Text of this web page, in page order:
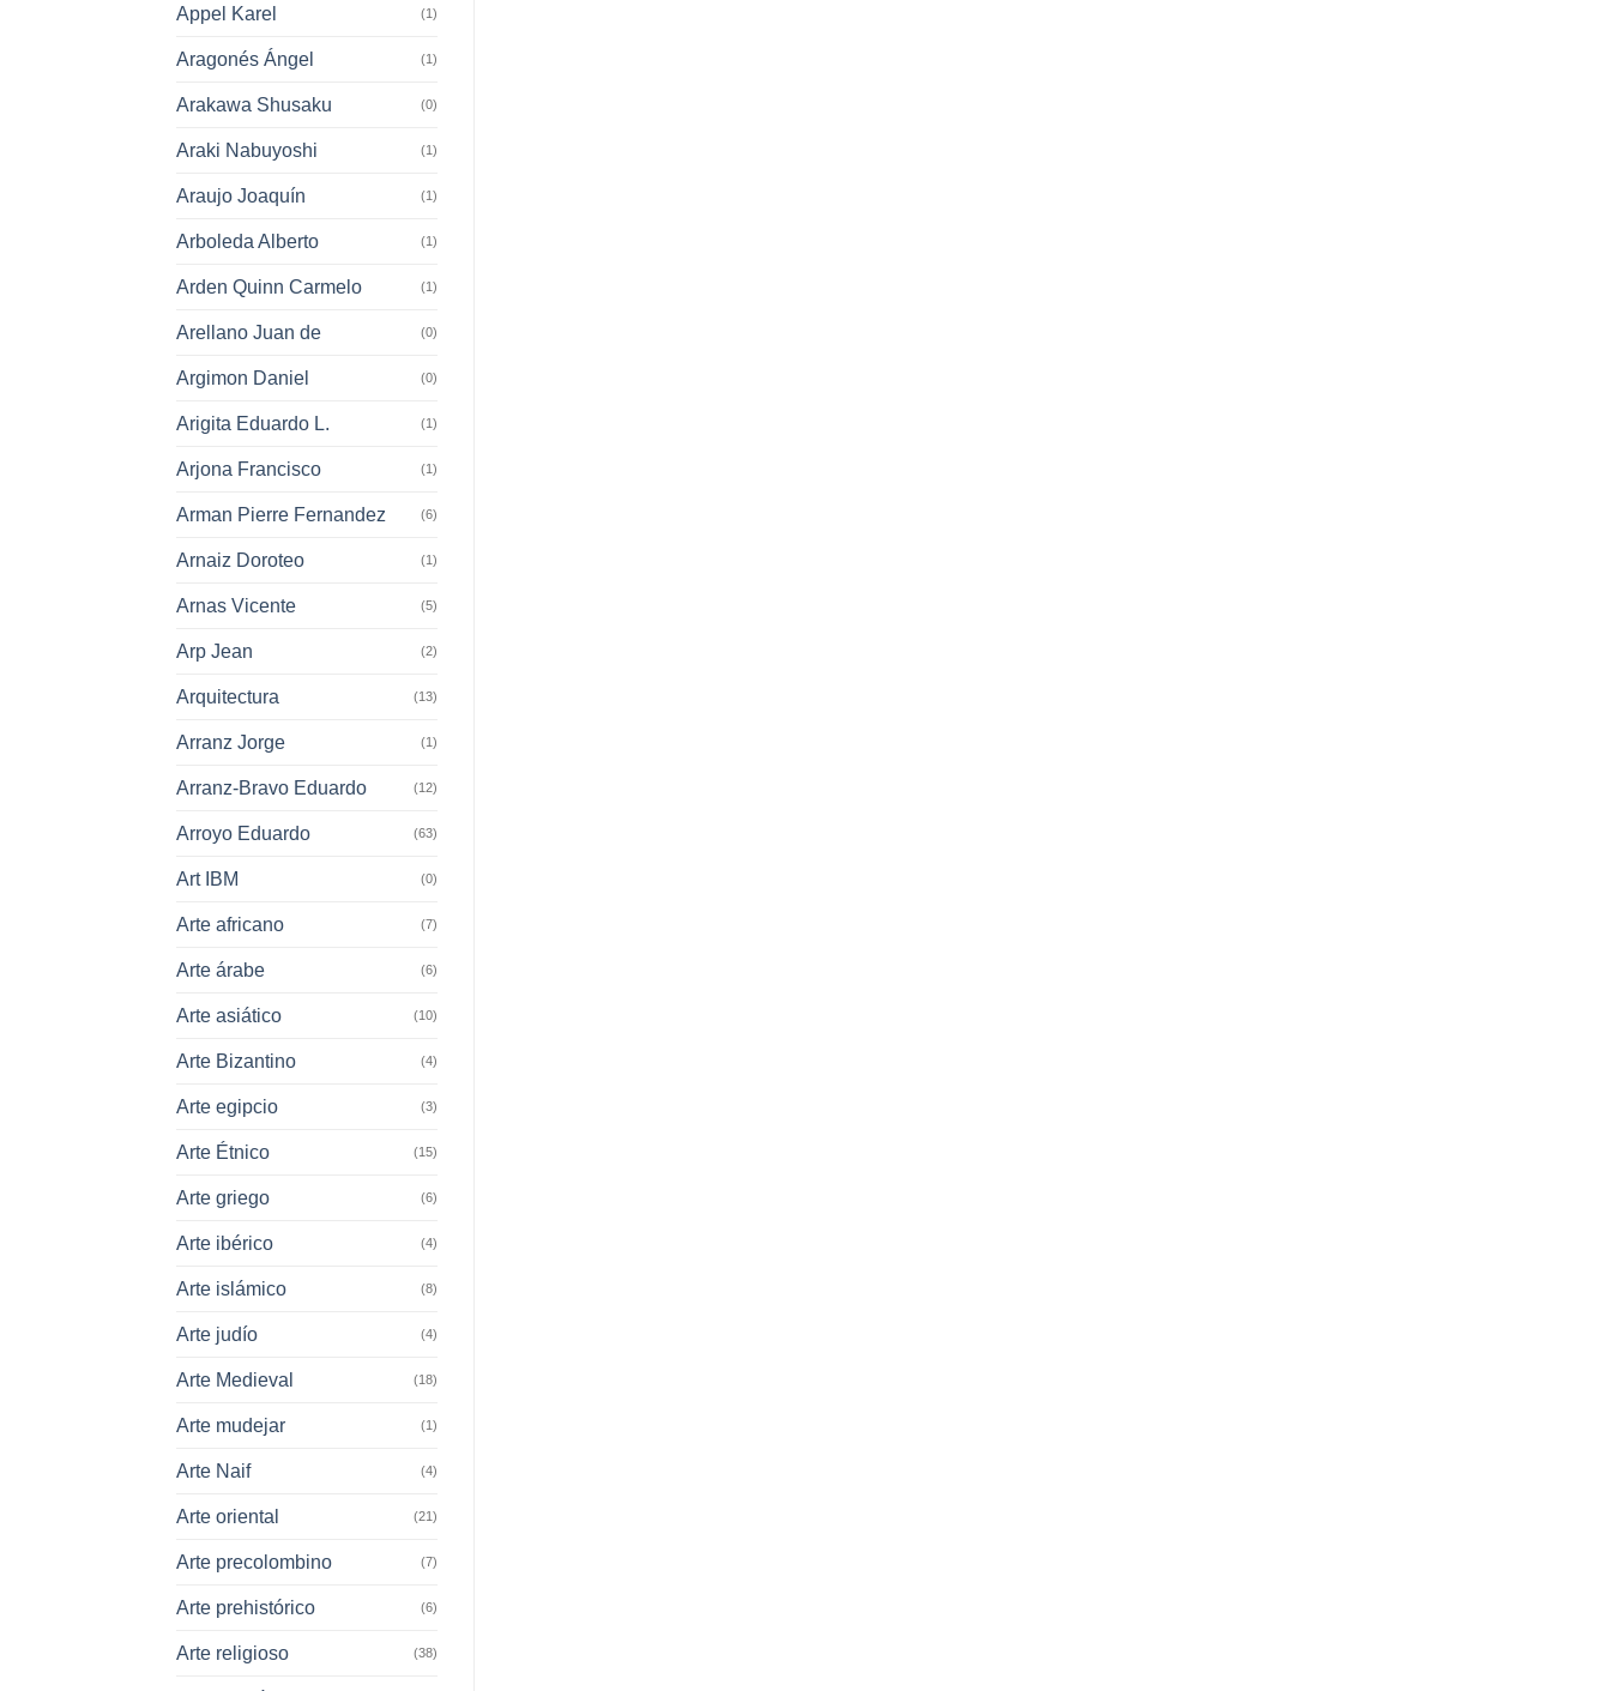
Appel Karel (1)
Aragonés Ángel (1)
Arakawa Shusaku (0)
Araki Nabuyoshi (1)
Araujo Joaquín (1)
Arboleda Alberto (1)
Arden Quinn Carmelo (1)
Arellano Juan de (0)
Argimon Daniel (0)
Arigita Eduardo L. (1)
Arjona Francisco (1)
Arman Pierre Fernandez (6)
Arnaiz Doroteo (1)
Arnas Vicente (5)
Arp Jean (2)
Arquitectura (13)
Arranz Jorge (1)
Arranz-Bravo Eduardo (12)
Arroyo Eduardo (63)
Art IBM (0)
Arte africano (7)
Arte árabe (6)
Arte asiático (10)
Arte Bizantino (4)
Arte egipcio (3)
Arte Étnico (15)
Arte griego (6)
Arte ibérico (4)
Arte islámico (8)
Arte judío (4)
Arte Medieval (18)
Arte mudejar (1)
Arte Naif (4)
Arte oriental (21)
Arte precolombino (7)
Arte prehistórico (6)
Arte religioso (38)